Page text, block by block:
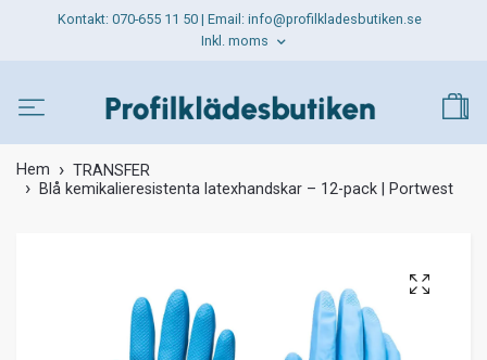
Kontakt: 070-655 11 50 | Email: info@profilkladesbutiken.se
Inkl. moms
Hem
TRANSFER
Blå kemikalieresistenta latexhandskar – 12-pack | Portwest